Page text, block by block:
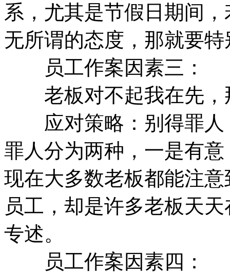
系，尤其是节假日期间
无所谓的态度，那就要
员工作案因素三：
老板对不起我在先，
应对策略：别得罪人
罪人分为两种，一是有
现在大多数老板都能注
员工，却是许多老板天
专述。
员工作案因素四：